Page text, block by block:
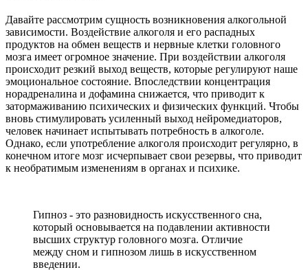
Давайте рассмотрим сущность возникновения алкогольной
зависимости. Воздействие алкоголя и его распадных
продуктов на обмен веществ и нервные клетки головного
мозга имеет огромное значение. При воздействии алкоголя
происходит резкий выход веществ, которые регулируют наше
эмоциональное состояние. Впоследствии концентрация
норадреналина и дофамина снижается, что приводит к
затормаживанию психических и физических функций. Чтобы
вновь стимулировать усиленный выход нейромедиаторов,
человек начинает испытывать потребность в алкоголе.
Однако, если употребление алкоголя происходит регулярно, в
конечном итоге мозг исчерпывает свои резервы, что приводит
к необратимым изменениям в органах и психике.
Гипноз - это разновидность искусственного сна,
который основывается на подавлении активности
высших структур головного мозга. Отличие
между сном и гипнозом лишь в искусственном
введении.